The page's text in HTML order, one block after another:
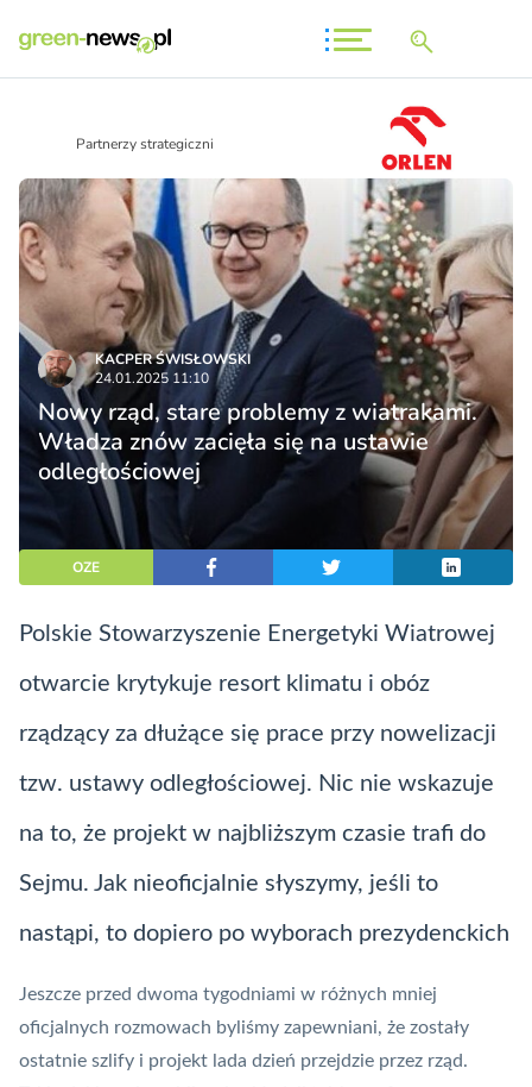
Partnerzy strategiczni
KACPER ŚWISŁO­WSKI
24.01.2025 11:10
Nowy rząd, stare problemy z wiatrakami.
Władza znów zacięła się na ustawie
odległościowej
OZE
Polskie Stowarzyszenie Energetyki Wiatrowej
otwarcie krytykuje resort klimatu i obóz
rządzący za dłużące się prace przy nowelizacji
tzw. ustawy odległościowej. Nic nie wskazuje
na to, że projekt w najbliższym czasie trafi do
Sejmu. Jak nieoficjalnie słyszymy, jeśli to
nastąpi, to dopiero po wyborach prezydenckich
Jeszcze przed dwoma tygodniami w różnych mniej
oficjalnych rozmowach byliśmy zapewniani, że zostały
ostatnie szlify i projekt lada dzień przejdzie przez rząd.